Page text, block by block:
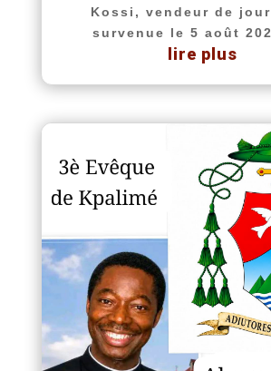
Kossi, vendeur de
survenue le 5 août
lire plus